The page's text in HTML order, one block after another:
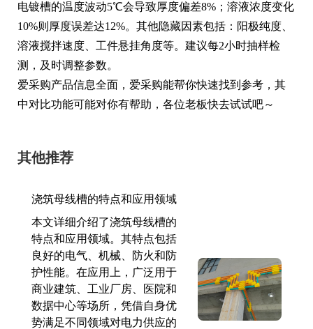
电镀槽的温度波动5℃会导致厚度偏差8%；溶液浓度变化
10%则厚度误差达12%。其他隐藏因素包括：阳极纯度、
溶液搅拌速度、工件悬挂角度等。建议每2小时抽样检
测，及时调整参数。
爱采购产品信息全面，爱采购能帮你快速找到参考，其
中对比功能可能对你有帮助，各位老板快去试试吧～
其他推荐
浇筑母线槽的特点和应用领域
本文详细介绍了浇筑母线槽的
特点和应用领域。其特点包括
良好的电气、机械、防火和防
护性能。在应用上，广泛用于
商业建筑、工业厂房、医院和
数据中心等场所，凭借自身优
势满足不同领域对电力供应的